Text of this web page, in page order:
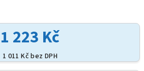
1 223 Kč
1 011 Kč bez DPH